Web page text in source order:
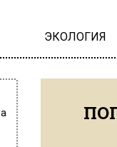
ЭКОЛОГИЯ